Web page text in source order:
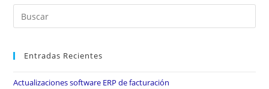
Entradas Recientes
Actualizaciones software ERP de facturación